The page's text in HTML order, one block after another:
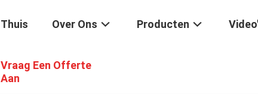
Thuis Over Ons Producten
Vraag Een Offerte
Aan
Hardheidstesteren / Handmatige Torent Digital Micro Vickers